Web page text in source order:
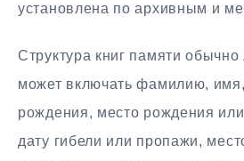
установлена по архивным и
Структура книг памяти
может включать фамилию, имя,
рождения, место рождения
дату гибели или пропажи,